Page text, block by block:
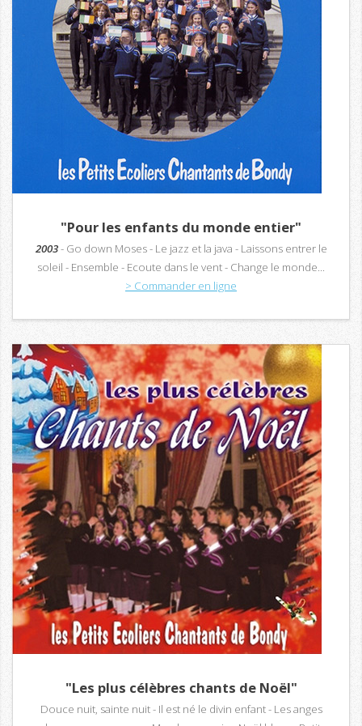
"Pour les enfants du monde entier"
2003- Go down Moses - Le jazz et la java - Laissons entrer le
soleil - Ensemble - Ecoute dans le vent - Change le monde...
> Commander en ligne
"Les plus célèbres chants de Noël"
Douce nuit, sainte nuit - Il est né le divin enfant - Les anges